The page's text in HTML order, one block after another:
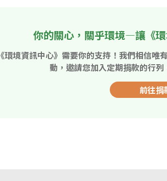
你的關心，關乎環境—讓《
《環境資訊中心》需要你的支持！我們相信
動，邀請您加入定期捐款的行
前往捐